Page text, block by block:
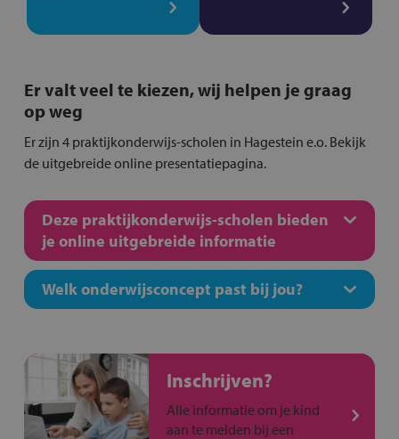
Er valt veel te kiezen, wij helpen je graag
op weg
Er zijn 4 praktijkonderwijs-scholen in Hagestein e.o. Bekijk
de uitgebreide online presentatiepagina.
Deze praktijkonderwijs-scholen bieden
je online uitgebreide informatie
Welk onderwijsconcept past bij jou?
Inschrijven?
Alle informatie om je kind
aan te melden bij een